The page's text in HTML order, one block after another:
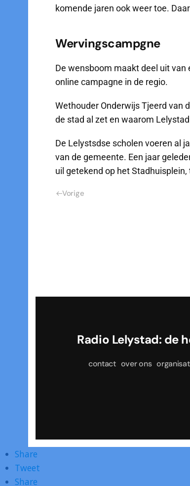
komende jaren ook weer toe.
Wervingscampgne
De wensboom maakt deel uit van
online campagne in de regio.
Wethouder Onderwijs Tjeerd van
de stad al zet en waarom
De Lelystsdse scholen voeren al
van de gemeente. Een jaar
uil getekend op het
Vorige
Radio Lelystad:
contact over ons
Share
Tweet
Share